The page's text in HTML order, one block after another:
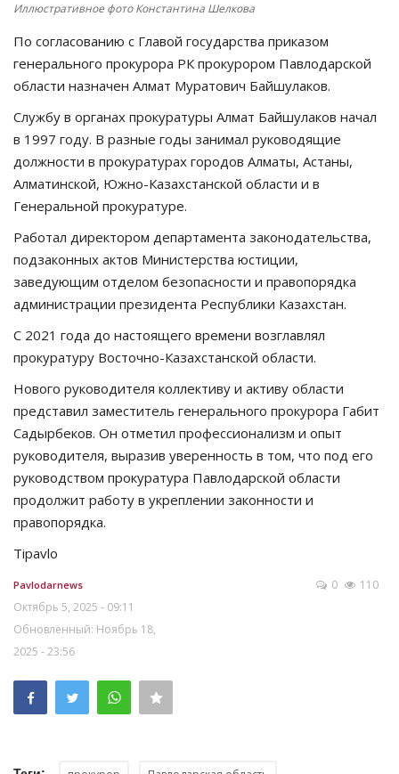
Курултай
Язык
Иллюстративное фото Константина Шелкова
По согласованию с Главой государства приказом
генерального прокурора РК прокурором Павлодарской
области назначен Алмат Муратович Байшулаков.
Службу в органах прокуратуры Алмат Байшулаков начал
в 1997 году. В разные годы занимал руководящие
должности в прокуратурах городов Алматы, Астаны,
Алматинской, Южно-Казахстанской области и в
Генеральной прокуратуре.
Работал директором департамента законодательства,
подзаконных актов Министерства юстиции,
заведующим отделом безопасности и правопорядка
администрации президента Республики Казахстан.
С 2021 года до настоящего времени возглавлял
прокуратуру Восточно-Казахстанской области.
Нового руководителя коллективу и активу области
представил заместитель генерального прокурора Габит
Садырбеков. Он отметил профессионализм и опыт
руководителя, выразив уверенность в том, что под его
руководством прокуратура Павлодарской области
продолжит работу в укреплении законности и
правопорядка.
Tipavlo
Pavlodarnews
Октябрь 5, 2025 - 09:11
Обновленный: Ноябрь 18,
2025 - 23:56
0 110